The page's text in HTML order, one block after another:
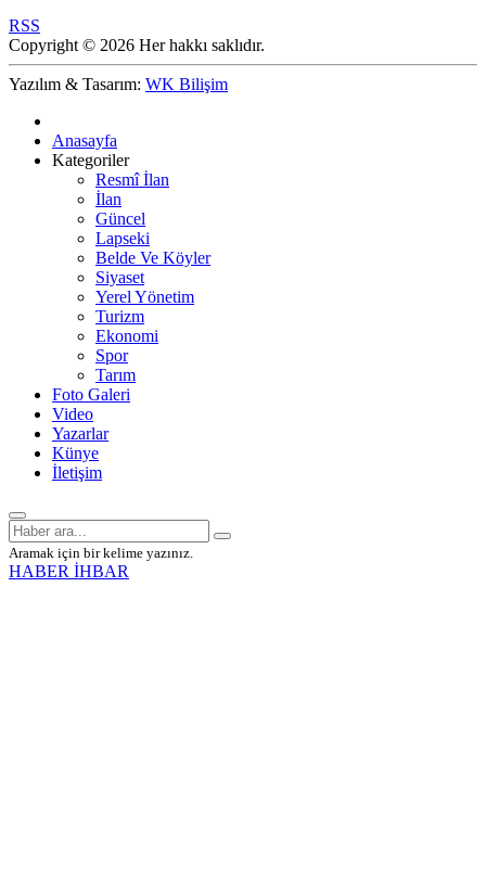
RSS
Copyright © 2026 Her hakkı saklıdır.
Yazılım & Tasarım: WK Bilişim
Anasayfa
Kategoriler
Resmî İlan
İlan
Güncel
Lapseki
Belde Ve Köyler
Siyaset
Yerel Yönetim
Turizm
Ekonomi
Spor
Tarım
Foto Galeri
Video
Yazarlar
Künye
İletişim
Aramak için bir kelime yazınız.
HABER İHBAR